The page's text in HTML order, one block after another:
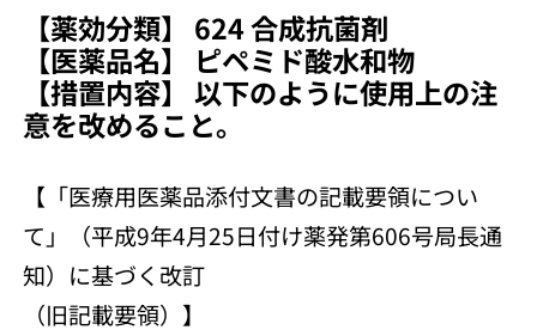
【薬効分類】 624 合成抗菌剤
【医薬品名】 ピペミド酸水和物
【措置内容】 以下のように使用上の注
意を改めること。
【「医療用医薬品添付文書の記載要領につい
て」（平成9年4月25日付け薬発第606号局長通
知）に基づく改訂
（旧記載要領）】